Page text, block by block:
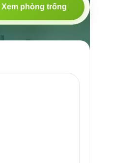
Xem tất cả
Xem phòng trống